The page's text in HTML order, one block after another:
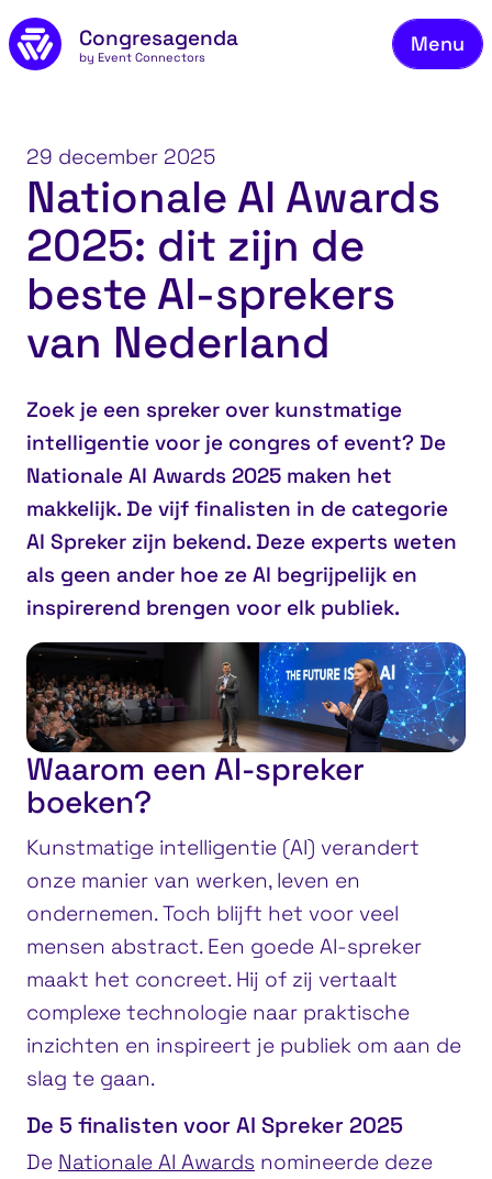
Naar de inhoud
Congresagenda
by Event Connectors
Menu
29 december 2025
Nationale AI Awards
2025: dit zijn de
beste AI-sprekers
van Nederland
Zoek je een spreker over kunstmatige
intelligentie voor je congres of event? De
Nationale AI Awards 2025 maken het
makkelijk. De vijf finalisten in de categorie
AI Spreker zijn bekend. Deze experts weten
als geen ander hoe ze AI begrijpelijk en
inspirerend brengen voor elk publiek.
Waarom een AI-spreker
boeken?
Kunstmatige intelligentie (AI) verandert
onze manier van werken, leven en
ondernemen. Toch blijft het voor veel
mensen abstract. Een goede AI-spreker
maakt het concreet. Hij of zij vertaalt
complexe technologie naar praktische
inzichten en inspireert je publiek om aan de
slag te gaan.
De 5 finalisten voor AI Spreker 2025
De Nationale AI Awards nomineerde deze